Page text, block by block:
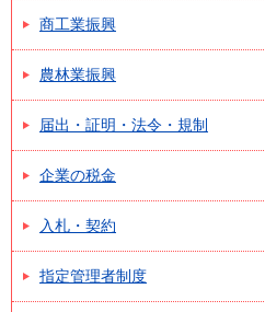
商工業振興
農林業振興
届出・証明・法令・規制
企業の税金
入札・契約
指定管理者制度